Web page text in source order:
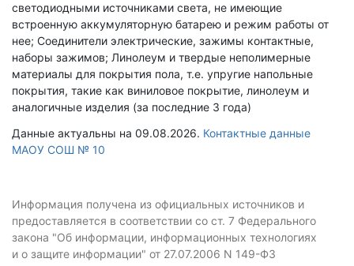
светодиодными источниками света, не имеющие
встроенную аккумуляторную батарею и режим работы от
нее; Соединители электрические, зажимы контактные,
наборы зажимов; Линолеум и твердые неполимерные
материалы для покрытия пола, т.е. упругие напольные
покрытия, такие как виниловое покрытие, линолеум и
аналогичные изделия (за последние 3 года)
Данные актуальны на 09.08.2026. Контактные данные
МАОУ СОШ № 10
Информация получена из официальных источников и
предоставляется в соответствии со ст. 7 Федерального
закона "Об информации, информационных технологиях
и о защите информации" от 27.07.2006 N 149-ФЗ